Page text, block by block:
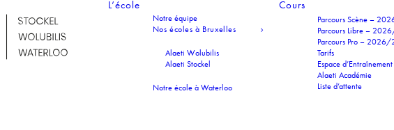
L’école
Notre équipe
Nos écoles à Bruxelles
Alaeti Wolubilis
Alaeti Stockel
Notre école à Waterloo
Cours
Parcours Scène –
Parcours Libre –
Parcours Pro –
Tarifs
Espace
Alaeti Académie
Liste d’attente